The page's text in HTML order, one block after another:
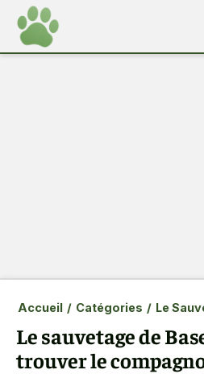
Accueil / Catégories / Le
Le sauvetage de
trouver le